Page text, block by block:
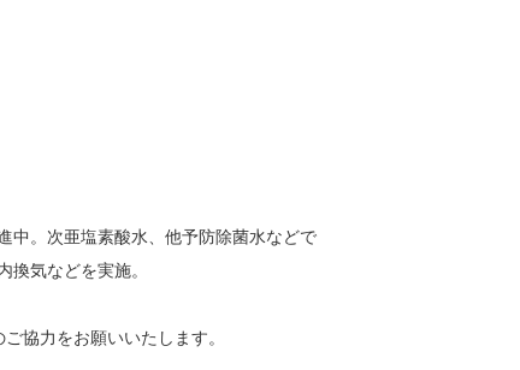
中。次亜塩素酸水、他予防除菌水などで
換気などを実施。
ご協力をお願いいたします。